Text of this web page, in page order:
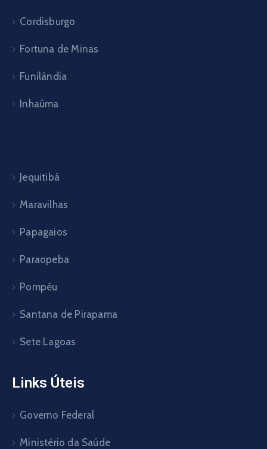
Cordisburgo
Fortuna de Minas
Funilândia
Inhaúma
Jequitibá
Maravilhas
Papagaios
Paraopeba
Pompéu
Santana de Pirapama
Sete Lagoas
Links Úteis
Governo Federal
Ministério da Saúde